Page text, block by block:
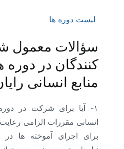
لیست دوره ها
سؤالات معمول
کنندگان در
منابع انسانی
۱- آیا برای شرکت در
انسانی مقررات الزامی
برای اجرای آموخته ها